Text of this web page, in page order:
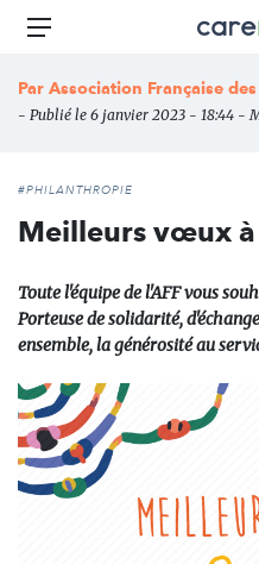
Aller
principal
média
des
Menu
Par Association Française
- Publié le 6 janvier 2023 - 18:44 -
#PHILANTHROPIE
Meilleurs vœux à
Toute l'équipe de l'AFF vous
Porteuse de solidarité,
ensemble, la générosité au